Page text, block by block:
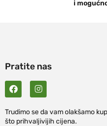
i
Pratite nas
Trudimo se da vam olakšamo
što prihvaljivijih cijena.